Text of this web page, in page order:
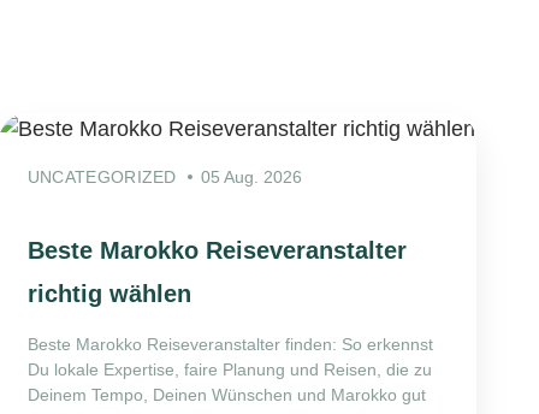
UNCATEGORIZED 05 Aug. 2026
Beste Marokko Reiseveranstalter
richtig wählen
Beste Marokko Reiseveranstalter finden: So erkennst
Du lokale Expertise, faire Planung und Reisen, die zu
Deinem Tempo, Deinen Wünschen und Marokko gut